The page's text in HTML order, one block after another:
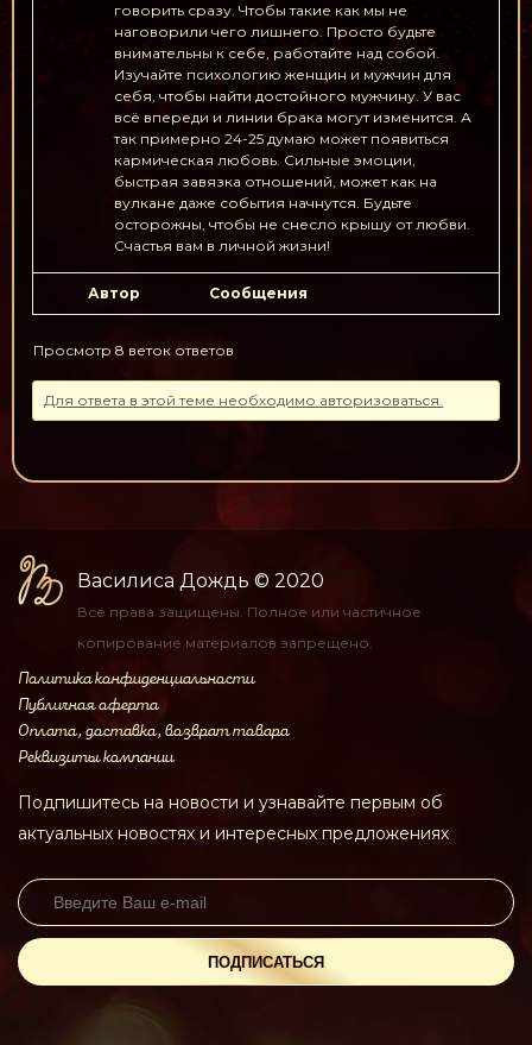
говорить сразу. Чтобы такие как мы не
наговорили чего лишнего. Просто будьте
внимательны к себе, работайте над собой.
Изучайте психологию женщин и мужчин для
себя, чтобы найти достойного мужчину. У вас
всё впереди и линии брака могут изменится. А
так примерно 24-25 думаю может появиться
кармическая любовь. Сильные эмоции,
быстрая завязка отношений, может как на
вулкане даже события начнутся. Будьте
осторожны, чтобы не снесло крышу от любви.
Счастья вам в личной жизни!
Автор Сообщения
Просмотр 8 веток ответов
Для ответа в этой теме необходимо авторизоваться.
Василиса Дождь © 2020
Все права защищены. Полное или частичное
копирование материалов запрещено.
Политика конфиденциальности
Публичная оферта
Оплата, доставка, возврат товара
Реквизиты компании
Подпишитесь на новости и узнавайте первым об
актуальных новостях и интересных предложениях
ПОДПИСАТЬСЯ